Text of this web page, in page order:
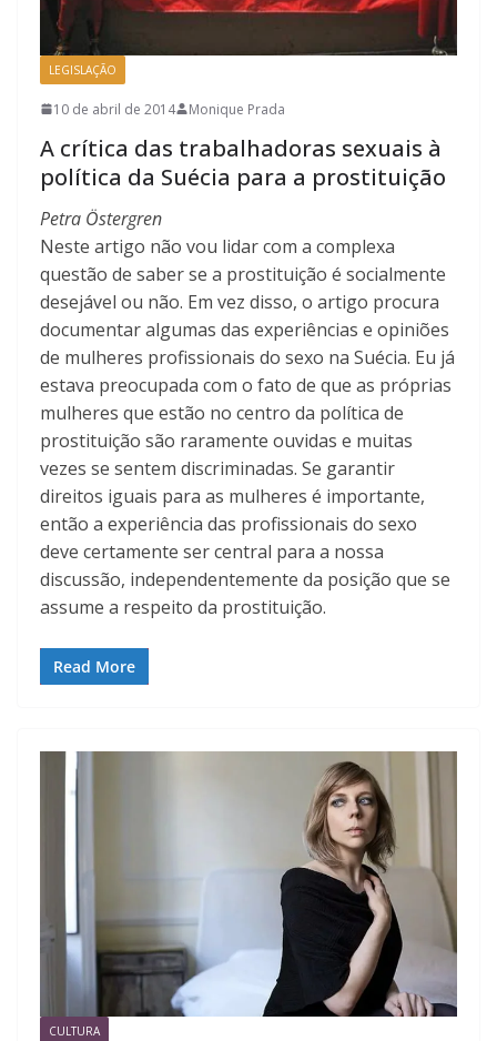
LEGISLAÇÃO
10 de abril de 2014 Monique Prada
A crítica das trabalhadoras sexuais à
política da Suécia para a prostituição
Petra Östergren
Neste artigo não vou lidar com a complexa
questão de saber se a prostituição é socialmente
desejável ou não. Em vez disso, o artigo procura
documentar algumas das experiências e opiniões
de mulheres profissionais do sexo na Suécia. Eu já
estava preocupada com o fato de que as próprias
mulheres que estão no centro da política de
prostituição são raramente ouvidas e muitas
vezes se sentem discriminadas. Se garantir
direitos iguais para as mulheres é importante,
então a experiência das profissionais do sexo
deve certamente ser central para a nossa
discussão, independentemente da posição que se
assume a respeito da prostituição.
Read More
CULTURA